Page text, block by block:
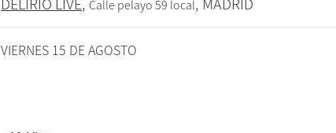
Calle pelayo 59 local
VIERNES 15 DE AGOSTO